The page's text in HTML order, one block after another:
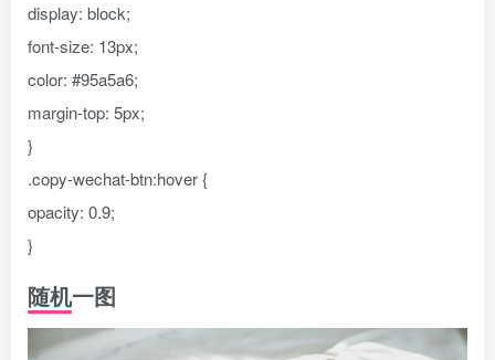
display: block;
font-size: 13px;
color: #95a5a6;
margin-top: 5px;
}
.copy-wechat-btn:hover {
opacity: 0.9;
}
随机一图